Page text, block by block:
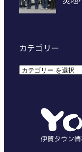
カテゴリー
カ